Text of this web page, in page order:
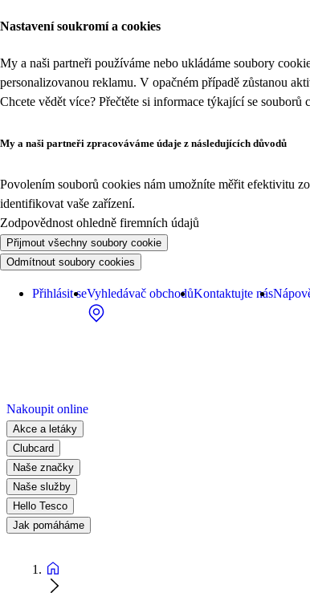
Nastavení soukromí a cookies
My a naši partneři používáme nebo ukládáme soubory
personalizovanou reklamu. V opačném případě zůstanou
Chcete vědět více? Přečtěte si informace týkající se souborů
My a naši partneři zpracováváme údaje z následujících důvodů
Povolením souborů cookies nám umožníte měřit efektivitu
identifikovat vaše zařízení.
Zodpovědnost ohledně firemních údajů
Přijmout všechny soubory cookie
Odmítnout soubory cookies
Přihlásit seVyhledávač obchodůKontaktujte nás
Nakoupit online
Akce a letáky
Clubcard
Naše značky
Naše služby
Hello Tesco
Jak pomáháme